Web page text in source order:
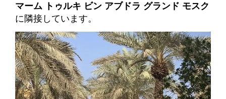
マーム トゥルキ ビン アブドラ グランド モスク
に隣接しています。